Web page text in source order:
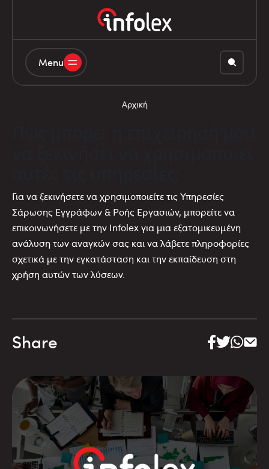
Menu
Αρχική
Για να ξεκινήσετε να χρησιμοποιείτε τις Υπηρεσίες
Σάρωσης Εγγράφων & Ροής Εργασιών, μπορείτε να
επικοινωνήσετε με την Infolex για μια εξατομικευμένη
ανάλυση των αναγκών σας και να λάβετε πληροφορίες
σχετικά με την εγκατάσταση και την εκπαίδευση στη
χρήση αυτών των λύσεων.
Share